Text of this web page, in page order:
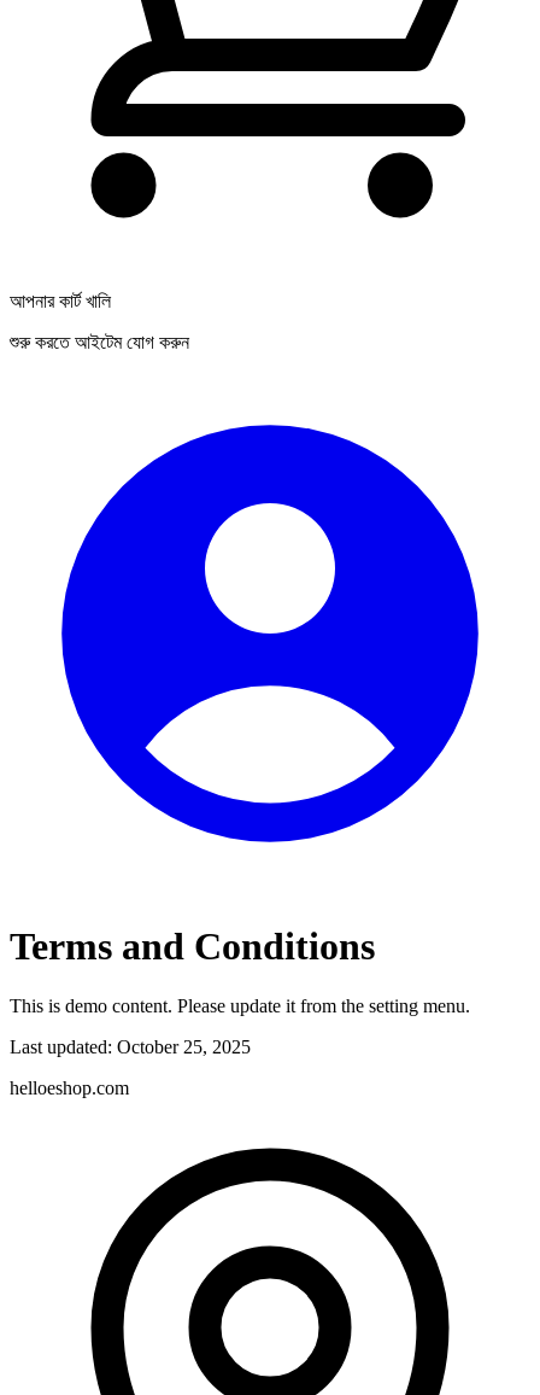
আপনার কার্ট খালি
শুরু করতে আইটেম যোগ করুন
Terms and Conditions
This is demo content. Please update it from the setting menu.
Last updated: October 25, 2025
helloeshop.com